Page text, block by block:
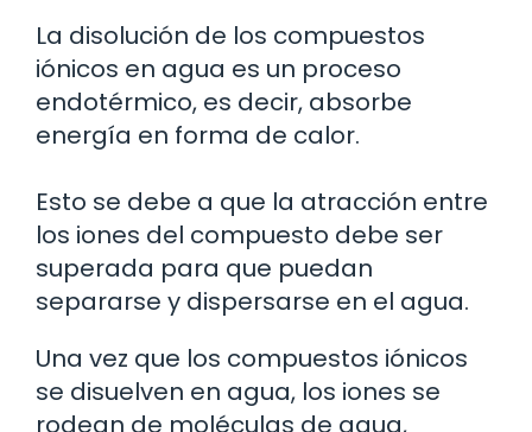
La disolución de los compuestos
iónicos en agua es un proceso
endotérmico, es decir, absorbe
energía en forma de calor.
Esto se debe a que la atracción entre
los iones del compuesto debe ser
superada para que puedan
separarse y dispersarse en el agua.
Una vez que los compuestos iónicos
se disuelven en agua, los iones se
rodean de moléculas de agua,